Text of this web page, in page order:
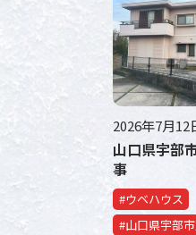
2026年7月12
山口県宇部
事
#ウベハウス
#山口県宇部